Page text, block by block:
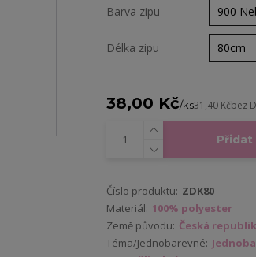
Barva zipu
Délka zipu
38,00 Kč/ks31,40 Kčbez
Přidat
Číslo produktu: ZDK80
Materiál: 100% polyester
Země původu: Česká
Téma/Jednobarevné: